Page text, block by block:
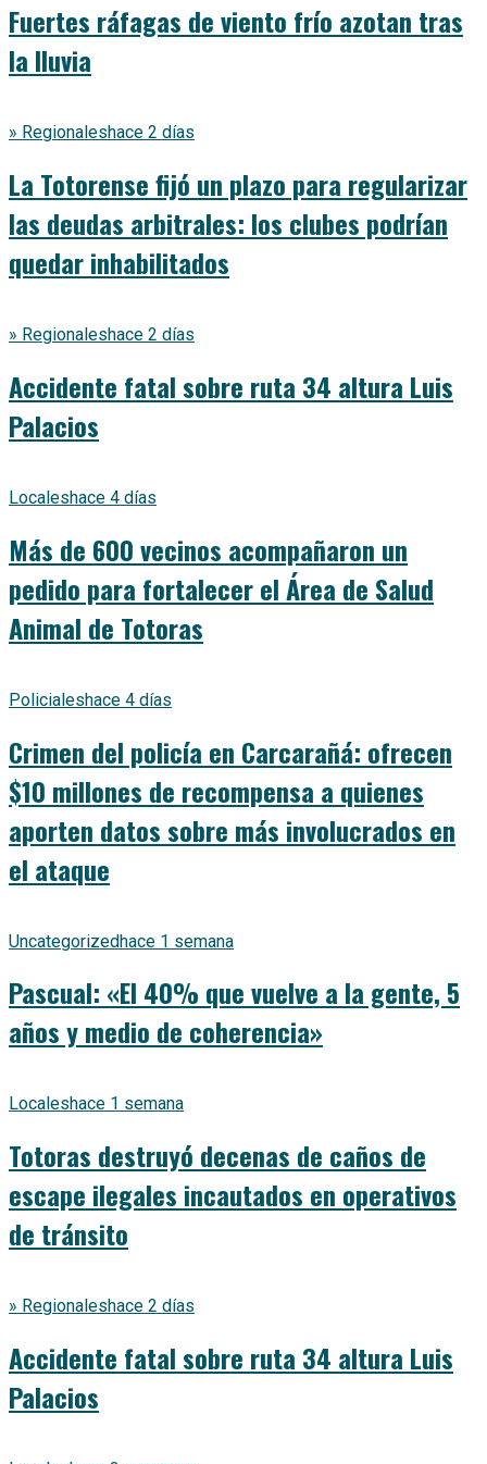
Fuertes ráfagas de viento frío azotan tras
la lluvia
» Regionaleshace 2 días
La Totorense fijó un plazo para regularizar
las deudas arbitrales: los clubes podrían
quedar inhabilitados
» Regionaleshace 2 días
Accidente fatal sobre ruta 34 altura Luis
Palacios
Localeshace 4 días
Más de 600 vecinos acompañaron un
pedido para fortalecer el Área de Salud
Animal de Totoras
Policialeshace 4 días
Crimen del policía en Carcarañá: ofrecen
$10 millones de recompensa a quienes
aporten datos sobre más involucrados en
el ataque
Uncategorizedhace 1 semana
Pascual: «El 40% que vuelve a la gente, 5
años y medio de coherencia»
Localeshace 1 semana
Totoras destruyó decenas de caños de
escape ilegales incautados en operativos
de tránsito
» Regionaleshace 2 días
Accidente fatal sobre ruta 34 altura Luis
Palacios